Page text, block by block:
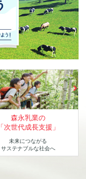
森永乳業の
「次世代成長支援」
未来につながる
サステナブルな社会へ